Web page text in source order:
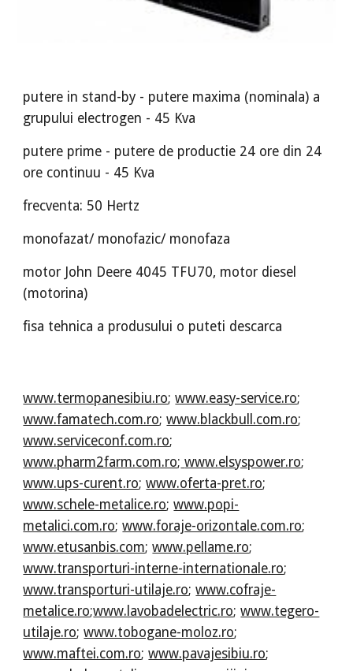
putere in stand-by - putere maxima (nominala) a
grupului electrogen - 45 Kva
putere prime - putere de productie 24 ore din 24
ore continuu - 45 Kva
frecventa: 50 Hertz
monofazat/ monofazic/ monofaza
motor John Deere 4045 TFU70, motor diesel
(motorina)
fisa tehnica a produsului o puteti descarca
www.termopanesibiu.ro;www.easy-service.ro;
www.famatech.com.ro;www.blackbull.com.ro;
www.serviceconf.com.ro;
www.pharm2farm.com.ro; www.elsyspower.ro;
www.ups-curent.ro;www.oferta-pret.ro;
www.schele-metalice.ro;www.popi-
metalici.com.ro;www.foraje-orizontale.com.ro;
www.etusanbis.com;www.pellame.ro;
www.transporturi-interne-internationale.ro;
www.transporturi-utilaje.ro;www.cofraje-
metalice.ro;www.lavobadelectric.ro;www.tegero-
utilaje.ro;www.tobogane-moloz.ro;
www.maftei.com.ro;www.pavajesibiu.ro;